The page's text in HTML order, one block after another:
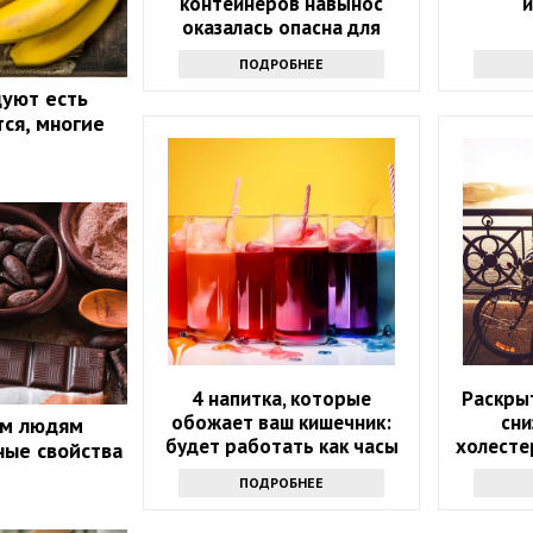
есть
многие
людям
свойства
оказалась опасна для
ПОДРОБНЕЕ
4 напитка, которые
обожает ваш кишечник:
будет работать как часы
ПОДРОБНЕЕ